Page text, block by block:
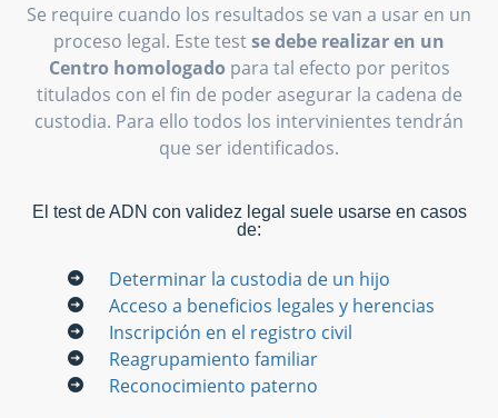
Se require cuando los resultados se van a usar en un
proceso legal. Este testse debe realizar en un
Centro homologado para tal efecto por peritos
titulados con el fin de poder asegurar la cadena de
custodia. Para ello todos los intervinientes tendrán
que ser identificados.
El test de ADN con validez legal suele usarse en casos
de:
Determinar la custodia de un hijo
Acceso a beneficios legales y herencias
Inscripción en el registro civil
Reagrupamiento familiar
Reconocimiento paterno